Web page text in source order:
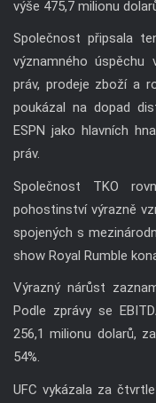
výše 475,7 milionu
Společnost připsala
významného
práv, prodeje zboží a
poukázal na dopad
ESPN jako hlavních
práv.
Společnost TKO
pohostinství výrazně
spojených s
show Royal Rumble
Výrazný nárůst
Podle zprávy se
256,1 milionu dolarů,
54%.
UFC vykázala za